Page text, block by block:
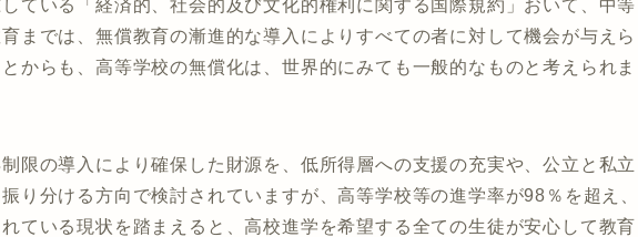
ている「経済的、社会的及び文化的権利に関する国際規約」おいて、中等
までは、無償教育の漸進的な導入によりすべての者に対して機会が与えら
からも、高等学校の無償化は、世界的にみても一般的なものと考えられま
限の導入により確保した財源を、低所得層への支援の充実や、公立と私立
り分ける方向で検討されていますが、高等学校等の進学率が98％を超え、
ている現状を踏まえると、高校進学を希望する全ての生徒が安心して教育